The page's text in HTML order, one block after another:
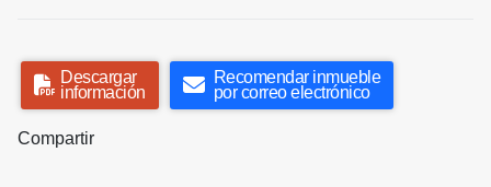
Descargar
información
Recomendar inmueble
por correo electrónico
Compartir